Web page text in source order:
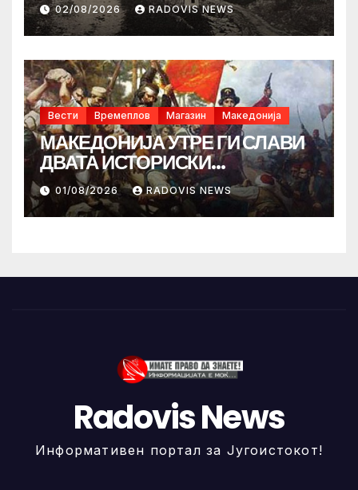
02/08/2026 RADOVIS NEWS
Вести Времеплов Магазин Македонија
МАКЕДОНИЈА УТРЕ ГИ СЛАВИ
ДВАТА ИСТОРИСКИ
ИЛИНДЕНА!
01/08/2026 RADOVIS NEWS
Radovis News
Информативен портал за Југоистокот!